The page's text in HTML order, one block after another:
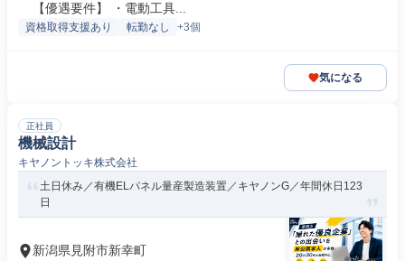
【優遇要件】 ・電動工具...
資格取得支援あり 転勤なし +3個
気になる
正社員
機械設計
キヤノントッキ株式会社
土日休み／有機ELパネル量産製造装置／キヤノンG／年間休日123
日
新潟県見附市新幸町